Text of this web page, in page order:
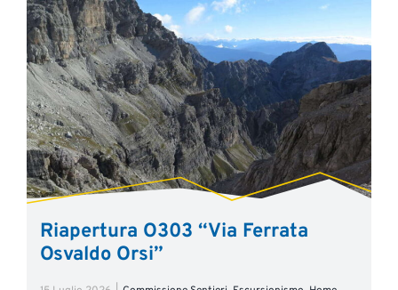
Riapertura O303 “Via Ferrata
Osvaldo Orsi”